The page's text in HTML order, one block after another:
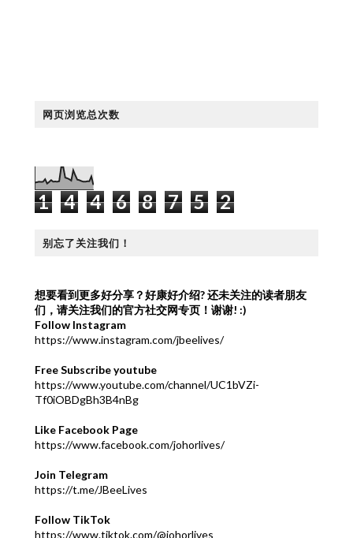
网页浏览总次数
1 4 4 6 8 7 5 2
别忘了关注我们！
想要看到更多好分享？好康好介绍?还未关注的读者朋友
们，请关注我们的官方社交网专页！谢谢! :)
Follow Instagram
https://www.instagram.com/jbeelives/
Free Subscribe youtube
https://www.youtube.com/channel/UC1bVZi-
Tf0iOBDgBh3B4nBg
Like Facebook Page
https://www.facebook.com/johorlives/
Join Telegram
https://t.me/JBeeLives
Follow TikTok
https://www.tiktok.com/@johorlives